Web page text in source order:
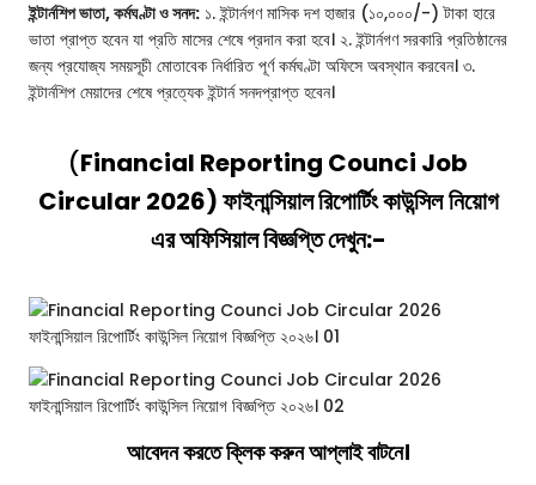
ইন্টার্নশিপ ভাতা, কর্মঘণ্টা ও সনদ: ১. ইন্টার্নগণ মাসিক দশ হাজার (১০,০০০/-) টাকা হারে
ভাতা প্রাপ্ত হবেন যা প্রতি মাসের শেষে প্রদান করা হবে। ২. ইন্টার্নগণ সরকারি প্রতিষ্ঠানের
জন্য প্রযোজ্য সময়সূচী মোতাবেক নির্ধারিত পূর্ণ কর্মঘণ্টা অফিসে অবস্থান করবেন। ৩.
ইন্টার্নশিপ মেয়াদের শেষে প্রত্যেক ইন্টার্ন সনদপ্রাপ্ত হবেন।
(Financial Reporting Counci Job
Circular 2026)ফাইনান্সিয়াল রিপোর্টিং কাউন্সিলনিয়োগ
এর অফিসিয়াল বিজ্ঞপ্তি দেখুন:-
আবেদন করতে ক্লিক করুন আপ্লাই বাটনে।